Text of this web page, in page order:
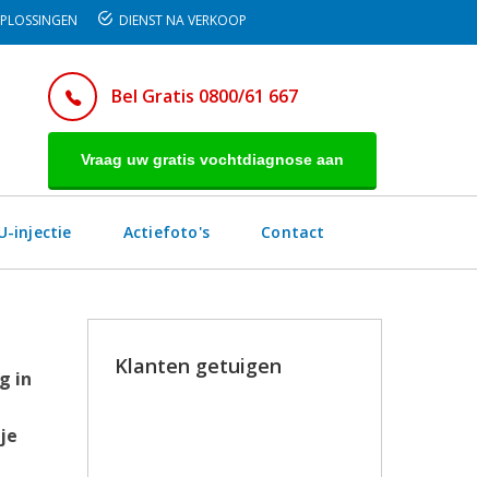
DIENST NA VERKOOP
Bel Gratis 0800/61 667
Vraag uw gratis vochtdiagnose aan
injectie Actiefoto's Contact
in
Klanten getuigen